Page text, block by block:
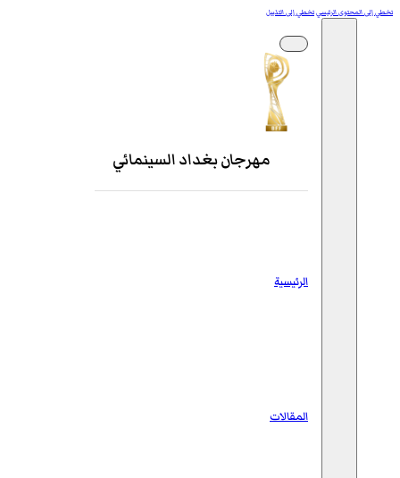
تخطي إلى المحتوى الرئيسيتخطي إلى التذييل
مهرجان بغداد السينمائي
الرئيسية
المقالات